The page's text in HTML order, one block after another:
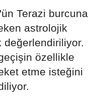
Terazi burcuna
astrolojik
özellikle
etme isteğini